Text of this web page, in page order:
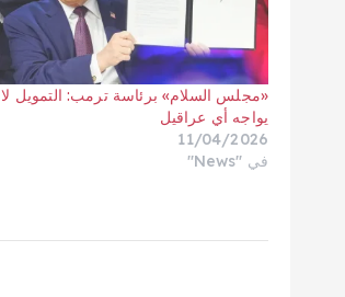
«مجلس السلام» برئاسة ترمب: التمويل لا
يواجه أي عراقيل
11/04/2026
في "News"